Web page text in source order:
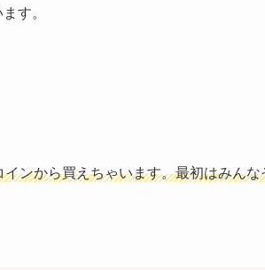
す。
ンから買えちゃいます。最初はみん